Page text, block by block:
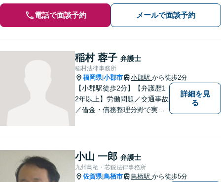
電話で面談予約 メールで面談予約
稲村 蓉子 弁護士
稲村法律事務所
福岡県|小郡市 小郡駅 から徒歩2分
【小郡駅徒歩2分】【弁護歴1
2年以上】労働問題／交通事故
／借金・債務整理分野で実績
笑顔と元気を取り戻し、新た
な第一歩を踏み出せるよう、
最大限尽力します。
詳細を見
る
小山 一郎 弁護士
九州鳥栖・芯鋭法律事務所
佐賀県|鳥栖市 鳥栖駅 から徒歩5分